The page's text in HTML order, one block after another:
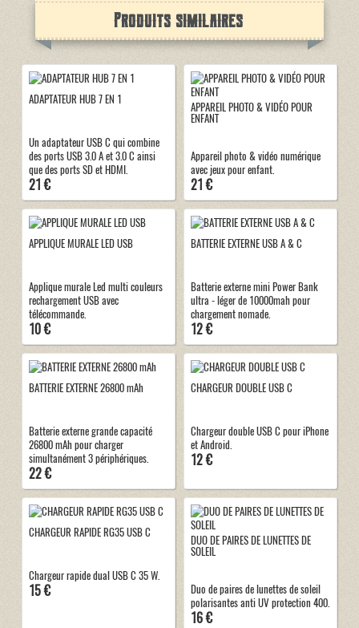
Produits similaires
ADAPTATEUR HUB 7 EN 1
Un adaptateur USB C qui combine
des ports USB 3.0 A et 3.0 C ainsi
que des ports SD et HDMI.
21 €
APPAREIL PHOTO & VIDÉO POUR
ENFANT
Appareil photo & vidéo numérique
avec jeux pour enfant.
21 €
APPLIQUE MURALE LED USB
Applique murale Led multi couleurs
rechargement USB avec
télécommande.
10 €
BATTERIE EXTERNE USB A & C
Batterie externe mini Power Bank
ultra - léger de 10000mah pour
chargement nomade.
12 €
BATTERIE EXTERNE 26800 mAh
Batterie externe grande capacité
26800 mAh pour charger
simultanément 3 périphériques.
22 €
CHARGEUR DOUBLE USB C
Chargeur double USB C pour iPhone
et Android.
12 €
CHARGEUR RAPIDE RG35 USB C
Chargeur rapide dual USB C 35 W.
15 €
DUO DE PAIRES DE LUNETTES DE
SOLEIL
Duo de paires de lunettes de soleil
polarisantes anti UV protection 400.
16 €